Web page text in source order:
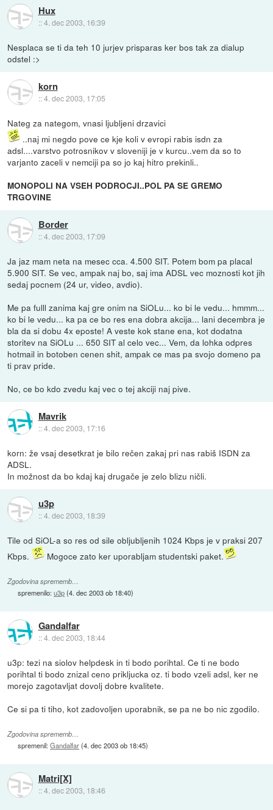
Hux
::4. dec 2003, 16:39
Nesplaca se ti da teh 10 jurjev prisparas ker bos tak za dialup
odstel :>
korn
::4. dec 2003, 17:05
Nateg za nategom, vnasi ljubljeni drzavici
..naj mi negdo pove ce kje koli v evropi rabis isdn za
adsl....varstvo potrosnikov v sloveniji je v kurcu..vem da so to
varjanto zaceli v nemciji pa so jo kaj hitro prekinli..
MONOPOLI NA VSEH PODROCJI..POL PA SE GREMO
TRGOVINE
Border
::4. dec 2003, 17:09
Ja jaz mam neta na mesec cca. 4.500 SIT. Potem bom pa placal
5.900 SIT. Se vec, ampak naj bo, saj ima ADSL vec moznosti kot jih
sedaj pocnem (24 ur, video, avdio).
Me pa fulll zanima kaj gre onim na SiOLu... ko bi le vedu... hmmm...
ko bi le vedu... ka pa ce bo res ena dobra akcija... lani decembra je
bla da si dobu 4x eposte! A veste kok stane ena, kot dodatna
storitev na SiOLu ... 650 SIT al celo vec... Vem, da lohka odpres
hotmail in botoben cenen shit, ampak ce mas pa svojo domeno pa
ti prav pride.
No, ce bo kdo zvedu kaj vec o tej akciji naj pive.
Mavrik
::4. dec 2003, 17:16
korn: že vsaj desetkrat je bilo rečen zakaj pri nas rabiš ISDN za
ADSL.
In možnost da bo kdaj kaj drugače je zelo blizu ničli.
u3p
::4. dec 2003, 18:39
Tile od SiOL-a so res od sile obljubljenih 1024 Kbps je v praksi 207
Kbps.
Mogoce zato ker uporabljam studentski paket.
Zgodovina sprememb…
spremenilo:u3p(4. dec 2003 ob 18:40)
Gandalfar
::4. dec 2003, 18:44
u3p: tezi na siolov helpdesk in ti bodo porihtal. Ce ti ne bodo
porihtal ti bodo znizal ceno prikljucka oz. ti bodo vzeli adsl, ker ne
morejo zagotavljat dovolj dobre kvalitete.
Ce si pa ti tiho, kot zadovoljen uporabnik, se pa ne bo nic zgodilo.
Zgodovina sprememb…
spremenil:Gandalfar(4. dec 2003 ob 18:45)
Matri[X]
::4. dec 2003, 18:46